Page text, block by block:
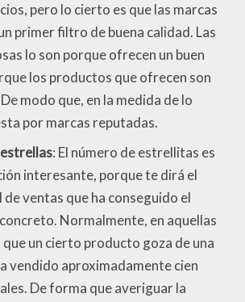
pero lo cierto es que las marcas
primer filtro de buena calidad. Las
lo son porque ofrecen un buen
los productos que ofrecen son
modo que, en la medida de lo
por marcas reputadas.
: El número de estrellitas es
interesante, porque te dirá el
ventas que ha conseguido el
Normalmente, en aquellas
que un cierto producto goza de una
vendido aproximadamente cien
De forma que averiguar la